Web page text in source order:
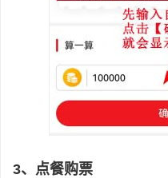
3、点餐购票